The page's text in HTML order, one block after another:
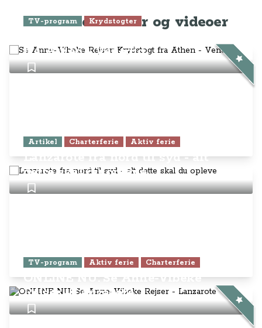
Seneste artikler og videoer
TV-program Krydstogter
fra Athen - Venedig
Artikel Charterferie Aktiv ferie
Lanzarote fra nord til syd - alt
dette skal du opleve
TV-program Aktiv ferie Charterferie
ONLINE NU: Se Anne-Vibeke
Rejser - Lanzarote